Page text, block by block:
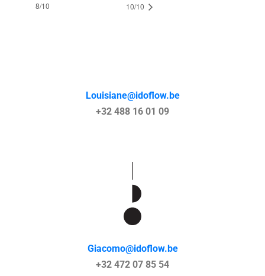
8/10
10/10
Louisiane@idoflow.be
+32 488 16 01 09
Giacomo@idoflow.be
+32 472 07 85 54